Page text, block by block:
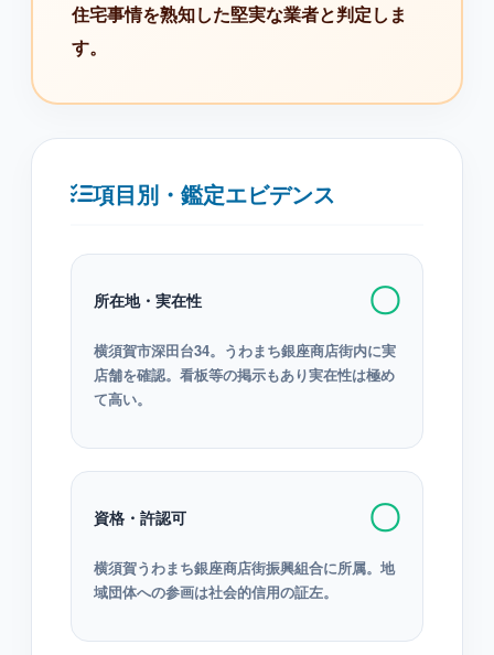
住宅事情を熟知した堅実な業者と判定しま
す。
項目別・鑑定エビデンス
所在地・実在性 〇
横須賀市深田台34。うわまち銀座商店街内に実
店舗を確認。看板等の掲示もあり実在性は極め
て高い。
資格・許認可 〇
横須賀うわまち銀座商店街振興組合に所属。地
域団体への参画は社会的信用の証左。